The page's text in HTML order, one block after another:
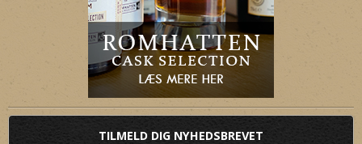
TILMELD DIG NYHEDSBREVET